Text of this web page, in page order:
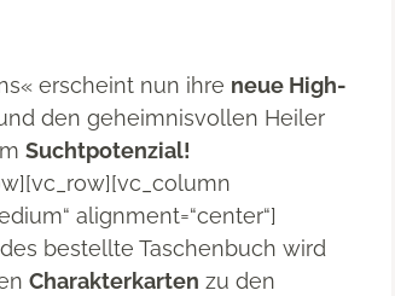
erscheint nun ihre neue High-
den geheimnisvollen Heiler
Suchtpotenzial!
alignment=“center“]
bestellte Taschenbuch wird
Charakterkarten zu den